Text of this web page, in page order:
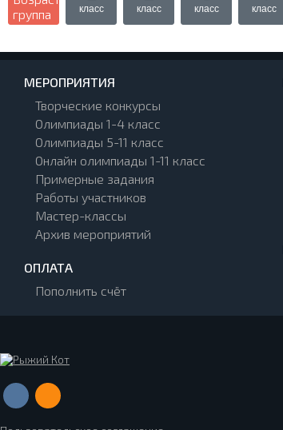
класс класс класс класс
МЕРОПРИЯТИЯ
Творческие конкурсы
Олимпиады 1-4 класс
Олимпиады 5-11 класс
Онлайн олимпиады 1-11 класс
Примерные задания
Работы участников
Мастер-классы
Архив мероприятий
ОПЛАТА
Пополнить счёт